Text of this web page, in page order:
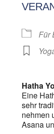
Für
Hatha
Eine
sehr
nehmen
Asana